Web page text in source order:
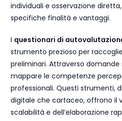
individuali e osservazione
specifiche finalità e vantaggi.
I questionari di
strumento prezioso per
preliminari. Attraverso
mappare le competenze
professionali. Questi strumenti,
digitale che cartaceo, offrono il
scalabilità e dell’elaborazione